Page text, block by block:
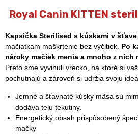
Royal Canin KITTEN
Kapsička Sterilised s kúskami v šťave
mačiatkam maškrtenie bez výčitiek. Po
nároky mačiek menia a mnoho z
Preto sme vyvinuli vrecko, na ktoré si
pochutnajú a zároveň si udržia svoju
Jemné a šťavnaté kúsky mäsa sú
dodáva telu tekutiny.
Energetický obsah prispôsobený
mačky